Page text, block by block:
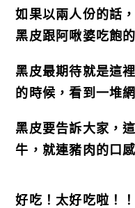
如果以兩人份的話
黑皮跟阿啾婆吃飽
黑皮最期待就是這
的時候，看到一堆
黑皮要告訴大家，
牛，就連豬肉的口
好吃！太好吃啦！！